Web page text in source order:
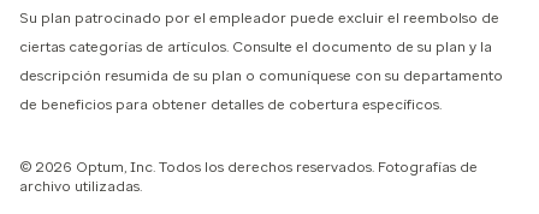
Su plan patrocinado por el empleador puede excluir el reembolso de
ciertas categorías de artículos. Consulte el documento de su plan y la
descripción resumida de su plan o comuníquese con su departamento
de beneficios para obtener detalles de cobertura específicos.
© 2026 Optum, Inc. Todos los derechos reservados. Fotografías de
archivo utilizadas.